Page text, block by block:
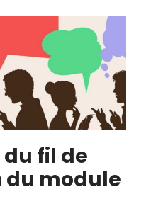
fil de
du module